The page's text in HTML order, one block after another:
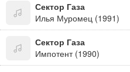
Сектор Газа
Илья Муромец (1991)
Сектор Газа
Импотент (1990)